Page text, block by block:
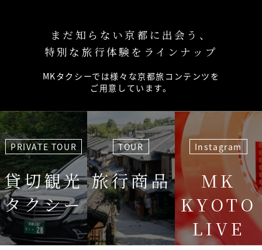
まだ知らない京都に出会う、
特別な旅行体験をラインナップ
MKタクシーでは様々な京都旅コンテンツを
ご用意しています。
PRIVATE TOUR
貸切観光
タクシー
TOUR
旅行商品
Instagram
MK
KYOTO
LIVE